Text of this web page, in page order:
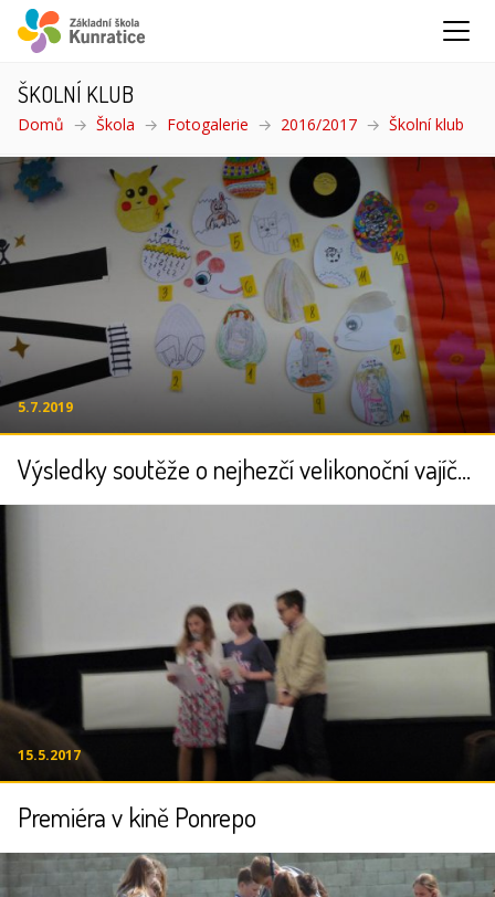
ŠKOLNÍ KLUB
Domů Škola Fotogalerie 2016/2017 Školní klub
5.7.2019
Výsledky soutěže o nejhezčí velikonoční vajíčko
15.5.2017
Premiéra v kině Ponrepo